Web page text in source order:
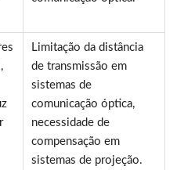
Limitação da distância
de transmissão em
sistemas de
comunicação óptica,
necessidade de
compensação em
sistemas de projeção.